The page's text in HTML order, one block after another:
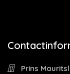
Prins